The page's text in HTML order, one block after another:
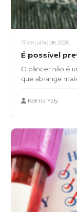
17 de julho de 2026
É possível
O câncer não é
que abrange
Kelma Yaly